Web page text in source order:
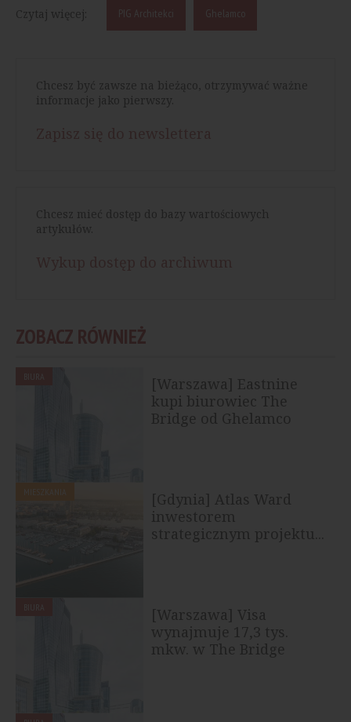
Czytaj więcej: PIG Architekci Ghelamco
Chcesz być zawsze na bieżąco, otrzymywać ważne
informacje jako pierwszy.
Chcesz mieć dostęp do bazy wartościowych
artykułów.
ZOBACZ RÓWNIEŻ
[Warszawa] Eastnine
kupi biurowiec The
Bridge od Ghelamco
[Gdynia] Atlas Ward
inwestorem
strategicznym projektu...
[Warszawa] Visa
wynajmuje 17,3 tys.
mkw. w The Bridge